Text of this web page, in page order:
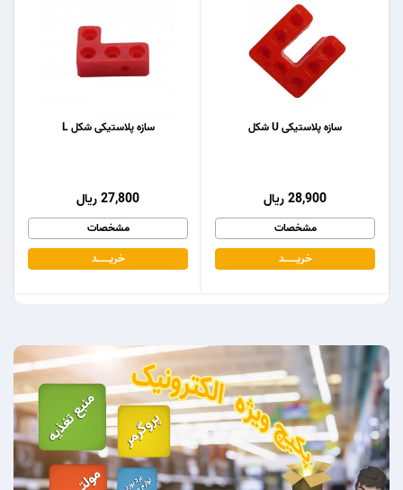
سازه پلاستیکی شکل L
27,800 ریال
مشخصات
خریـــــــد
سازه پلاستیکی U شکل
28,900 ریال
مشخصات
خریـــــــد